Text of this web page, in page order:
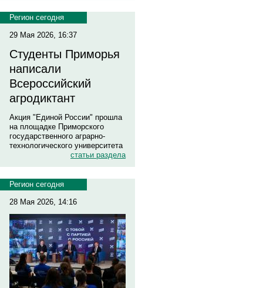
Регион сегодня
29 Мая 2026, 16:37
Студенты Приморья
написали
Всероссийский
агродиктант
Акция "Единой России" прошла
на площадке Приморского
государственного аграрно-
технологического университета
статьи раздела
Регион сегодня
28 Мая 2026, 14:16